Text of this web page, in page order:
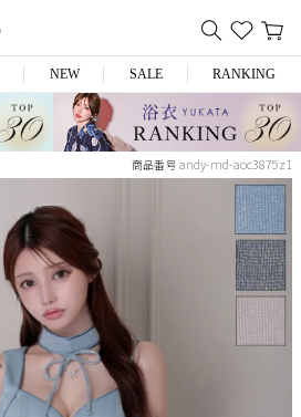
NEW SALE RANKING
商品番号 andy-md-aoc3875z1